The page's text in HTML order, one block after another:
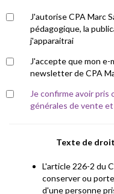
J'autorise CPA Marc
pédagogique, la
j'apparaitrai
J'accepte que mon
newsletter de CPA
Je confirme avoir
générales de vente
Texte de
L'article 226-2 du
conserver ou
d'une personne